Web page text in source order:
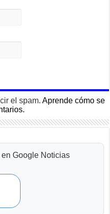
el spam.Aprende cómo se
en Google Noticias